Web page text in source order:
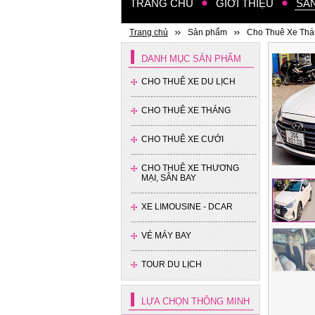
TRANG CHỦ GIỚI THIỆU
Trang chủ Sản phẩm Cho Thuê Xe
DANH MỤC SẢN PHẨM
CHO THUÊ XE DU LỊCH
CHO THUÊ XE THÁNG
CHO THUÊ XE CƯỚI
CHO THUÊ XE THƯƠNG
MẠI, SÂN BAY
XE LIMOUSINE - DCAR
VÉ MÁY BAY
TOUR DU LỊCH
LỰA CHỌN THÔNG MINH